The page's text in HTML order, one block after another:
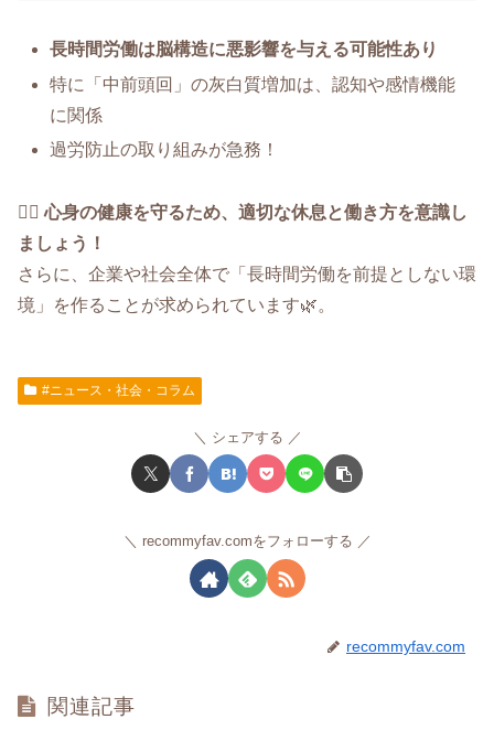
長時間労働は脳構造に悪影響を与える可能性あり
特に「中前頭回」の灰白質増加は、認知や感情機能
に関係
過労防止の取り組みが急務！
🧘‍♀️心身の健康を守るため、適切な休息と働き方を意識し
ましょう！
さらに、企業や社会全体で「長時間労働を前提としない環
境」を作ることが求められています🌿。
#ニュース・社会・コラム
シェアする
recommyfav.comをフォローする
recommyfav.com
関連記事